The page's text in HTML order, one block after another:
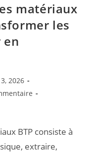
matériaux
les
en
2026
BTP consiste à
extraire,